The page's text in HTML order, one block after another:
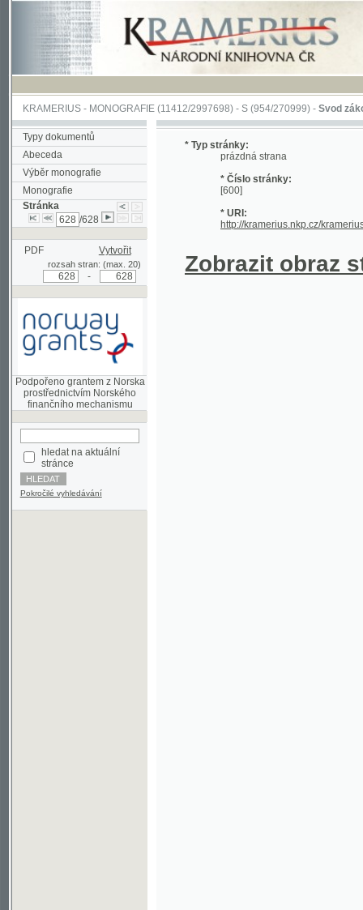
KRAMERIUS-MONOGRAFIE(11412/2997698) -S (954/270999)-Svod zákonův
Typy dokumentů
Abeceda
Výběr monografie
Monografie
Stránka
/628
PDF Vytvořit
rozsah stran: (max. 20)
Podpořeno grantem z Norska
prostřednictvím Norského
hledat na aktuální
stránce
Pokročilé vyhledávání
* Typ stránky:
prázdná strana
* Číslo stránky:
* URI: